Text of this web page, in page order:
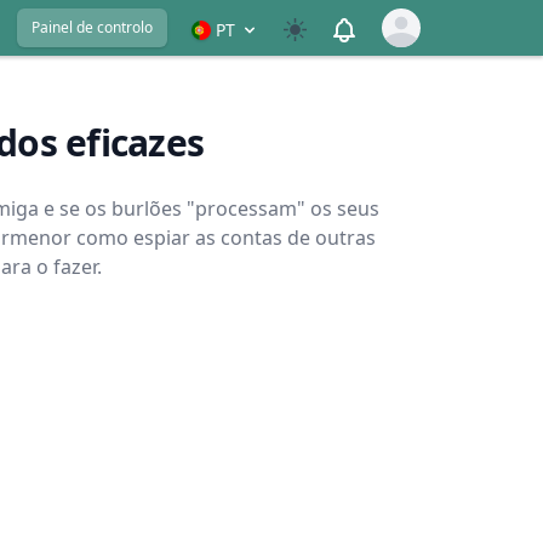
Painel de controlo PT View notifications
Open user menu
eficazes
e se os burlões "processam" os seus
como espiar as contas de outras
o fazer.